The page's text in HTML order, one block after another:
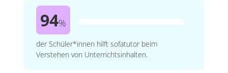
94%
der Schüler*innen hilft sofatutor beim
Verstehen von Unterrichtsinhalten.